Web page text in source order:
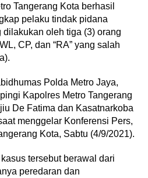
Tangerang Kota berhasil
pelaku tindak pidana
oleh tiga (3) orang
CP, dan “RA” yang salah
Polda Metro Jaya,
Kapolres Metro Tangerang
De Fatima dan Kasatnarkoba
menggelar Konferensi Pers,
Kota, Sabtu (4/9/2021).
tersebut berawal dari
peredaran dan